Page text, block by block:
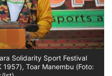
Solidarity Sport Festival
1957), Toar Manembu (Foto: